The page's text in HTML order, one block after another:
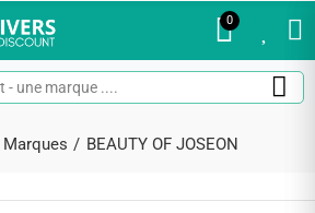
0
Marques BEAUTY OF JOSEON